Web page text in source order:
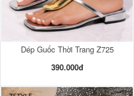
Dép Guốc Thời Trang Z725
390.000đ